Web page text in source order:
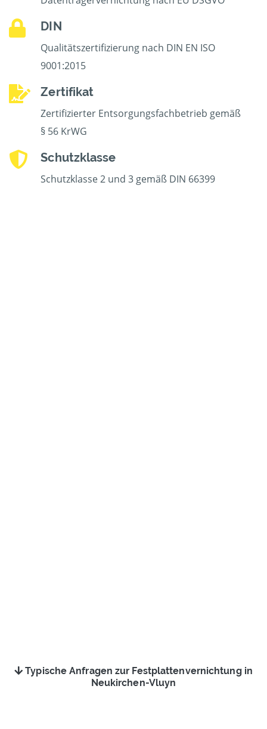
DIN
Qualitätszertifizierung nach DIN EN ISO
9001:2015
Zertifikat
Zertifizierter Entsorgungsfachbetrieb gemäß
§ 56 KrWG
Schutzklasse
Schutzklasse 2 und 3 gemäß DIN 66399
Typische Anfragen zur Festplattenvernichtung in
Neukirchen-Vluyn